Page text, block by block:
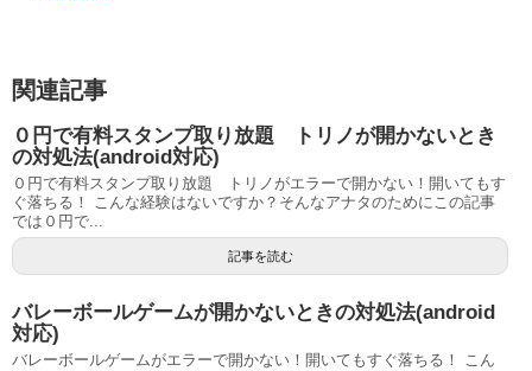
関連記事
０円で有料スタンプ取り放題 トリノが開かないとき
の対処法(android対応)
０円で有料スタンプ取り放題 トリノがエラーで開かない！開いてもす
ぐ落ちる！ こんな経験はないですか？そんなアナタのためにこの記事
では０円で...
記事を読む
バレーボールゲームが開かないときの対処法(android
対応)
バレーボールゲームがエラーで開かない！開いてもすぐ落ちる！ こん